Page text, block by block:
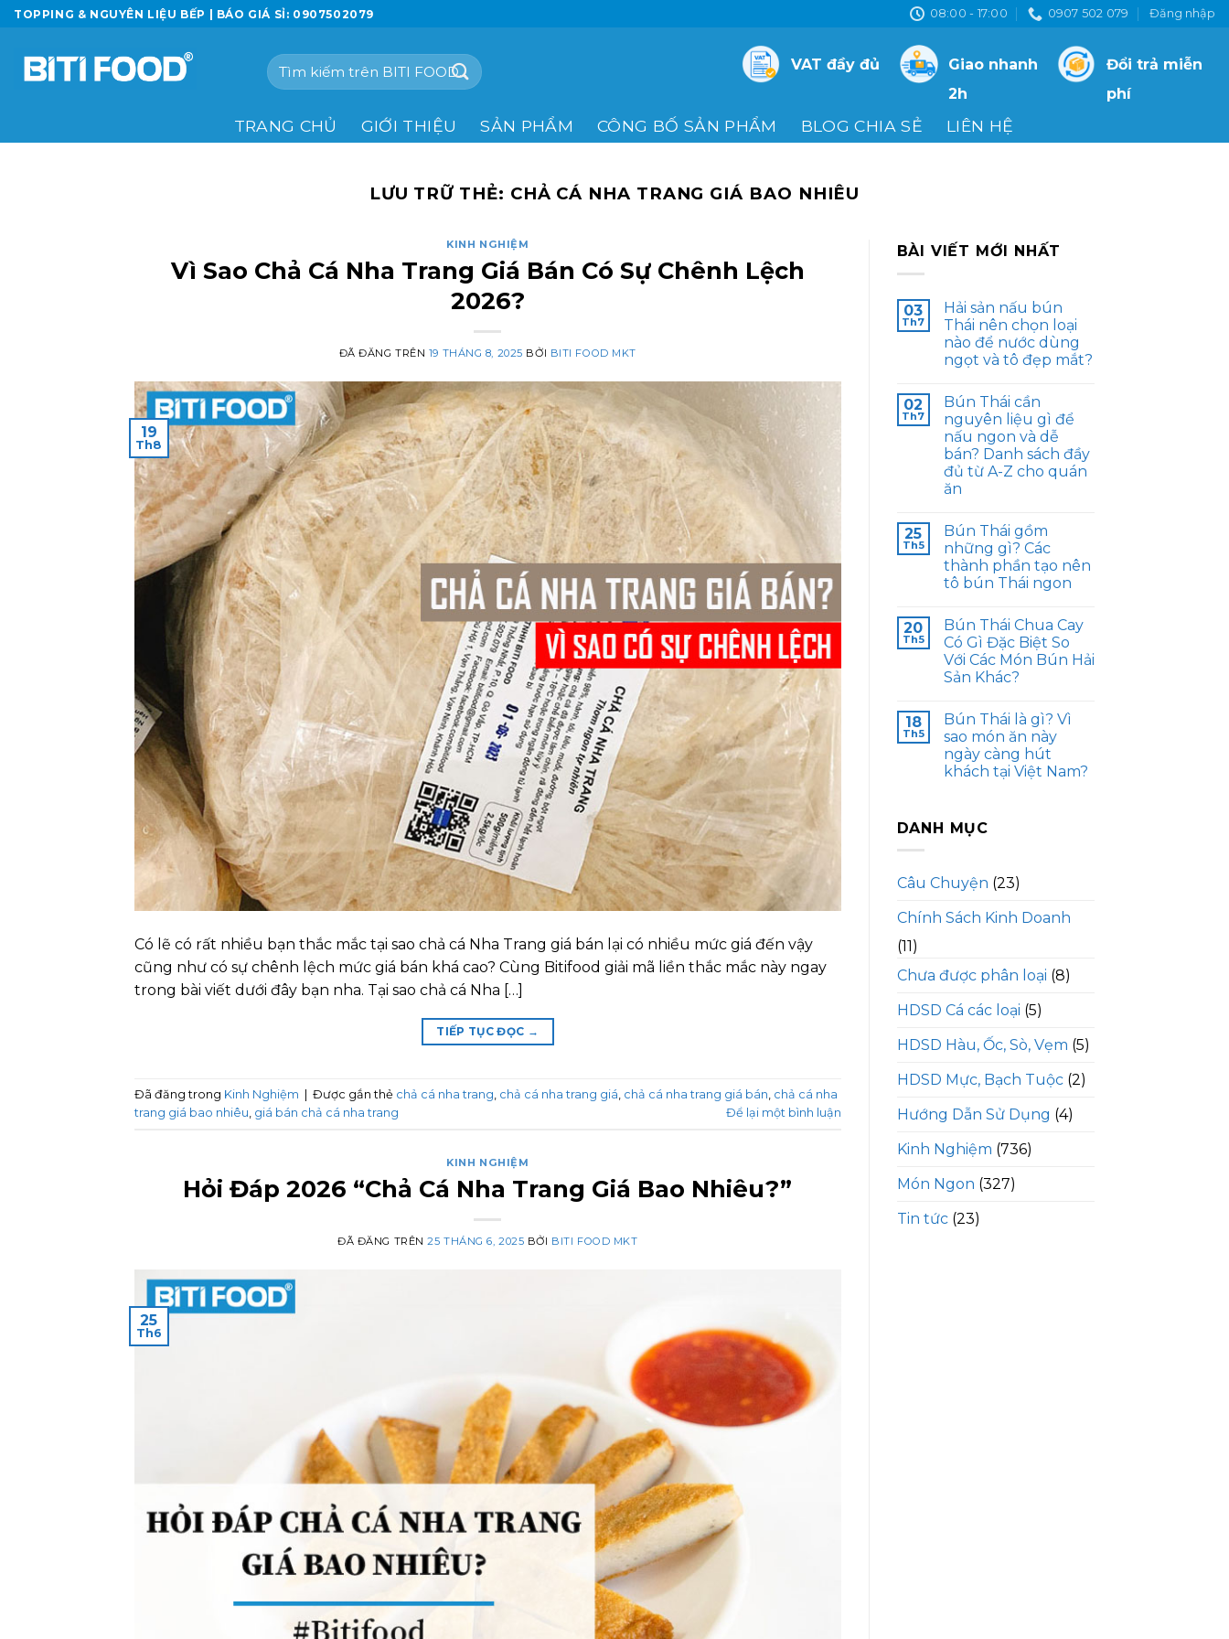
Chuyển
đến
dung
TOPPING & NGUYÊN LIỆU BẾP | BÁO GIÁ SỈ: 0907502079 08:00 - 17:00 0907 502 079 Đăng nhập
Tìm
kiếm:
VAT đầy đủ
Giao nhanh
2h
Đổi trả miễn
phí
TRANG CHỦ GIỚI THIỆU SẢN PHẨM CÔNG BỐ SẢN PHẨM BLOG CHIA SẺ LIÊN HỆ
LƯU TRỮ THẺ: CHẢ CÁ NHA TRANG GIÁ BAO NHIÊU
KINH NGHIỆM
Vì Sao Chả Cá Nha Trang Giá Bán Có Sự Chênh Lệch
2026?
ĐÃ ĐĂNG TRÊN 19 THÁNG 8, 2025 BỞI BITI FOOD MKT
19
Th8
Có lẽ có rất nhiều bạn thắc mắc tại sao chả cá Nha Trang giá bán lại có nhiều mức giá đến vậy
cũng như có sự chênh lệch mức giá bán khá cao? Cùng Bitifood giải mã liền thắc mắc này ngay
trong bài viết dưới đây bạn nha. Tại sao chả cá Nha […]
TIẾP TỤC ĐỌC →
Đã đăng trong Kinh Nghiệm | Được gắn thẻ chả cá nha trang chả cá nha trang giá chả cá nha trang giá bán chả cá nha
trang giá bao nhiêu giá bán chả cá nha trang Để lại một bình luận
KINH NGHIỆM
Hỏi Đáp 2026 “Chả Cá Nha Trang Giá Bao Nhiêu?”
ĐÃ ĐĂNG TRÊN25 THÁNG 6, 2025 BỞI BITI FOOD MKT
25
Th6
BÀI VIẾT MỚI NHẤT
03
Th7
Hải sản nấu bún
Thái nên chọn loại
nào để nước dùng
ngọt và tô đẹp mắt?
02
Th7
Bún Thái cần
nguyên liệu gì để
nấu ngon và dễ
bán? Danh sách đầy
đủ từ A-Z cho quán
ăn
25
Th5
Bún Thái gồm
những gì? Các
thành phần tạo nên
tô bún Thái ngon
20
Th5
Bún Thái Chua Cay
Có Gì Đặc Biệt So
Với Các Món Bún Hải
Sản Khác?
18
Th5
Bún Thái là gì? Vì
sao món ăn này
ngày càng hút
khách tại Việt Nam?
DANH MỤC
Câu Chuyện (23)
Chính Sách Kinh Doanh
(11)
Chưa được phân loại (8)
HDSD Cá các loại (5)
HDSD Hàu, Ốc, Sò, Vẹm (5)
HDSD Mực, Bạch Tuộc(2)
Hướng Dẫn Sử Dụng (4)
Kinh Nghiệm (736)
Món Ngon (327)
Tin tức(23)